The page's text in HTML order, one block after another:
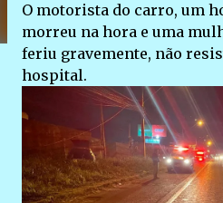
O motorista do carro, um
morreu na hora e uma
feriu gravemente, não
hospital.